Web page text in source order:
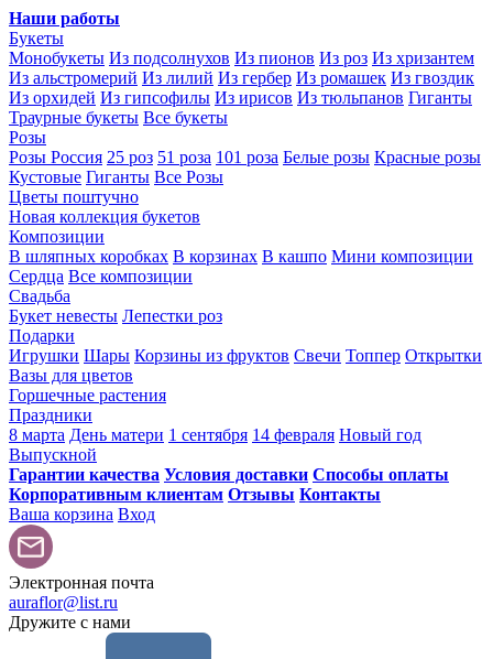
Наши работы
Букеты
Монобукеты Из подсолнухов Из пионов Из роз Из хризантем
Из альстромерий Из лилий Из гербер Из ромашек Из гвоздик
Из орхидей Из гипсофилы Из ирисов Из тюльпанов Гиганты
Траурные букеты Все букеты
Розы
Розы Россия 25 роз 51 роза 101 роза Белые розы Красные розы
Кустовые Гиганты Все Розы
Цветы поштучно
Новая коллекция букетов
Композиции
В шляпных коробках В корзинах В кашпо Мини композиции
Сердца Все композиции
Свадьба
Букет невесты Лепестки роз
Подарки
Игрушки Шары Корзины из фруктов Свечи Топпер Открытки
Вазы для цветов
Горшечные растения
Праздники
8 марта День матери 1 сентября 14 февраля Новый год
Выпускной
Гарантии качества Условия доставки Способы оплаты
Корпоративным клиентам Отзывы Контакты
Ваша корзина Вход
Электронная почта
auraflor@list.ru
Дружите с нами